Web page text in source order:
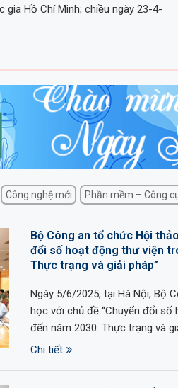
Hồ Chí Minh; chiều ngày 23-4-
Công nghệ mới Phần mềm – Công
Bộ Công an tổ chức Hội
đổi số hoạt động thư viện
Thực trạng và giải pháp”
Ngày 5/6/2025, tại Hà Nội, Bộ
học với chủ đề “Chuyển đổi số
đến năm 2030: Thực trạng và
Chi tiết